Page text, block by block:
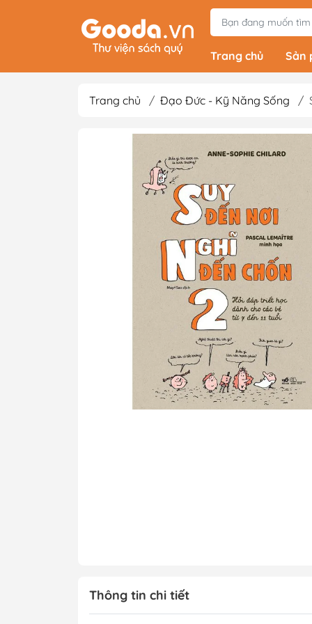
Trang chủ
Sản
Light Novels - Tản
Thám
Văn Học Kinh Điển
Xem thêm
Sách Ehon &
Thiếu Nhi
Tô Màu - Luyện
Kiến Thức Bách
Trẻ
Đạo Đức - Kỹ
Xem thêm
Trang chủ / Đạo Đức - Kỹ Năng Sống /
Thông tin chi tiết